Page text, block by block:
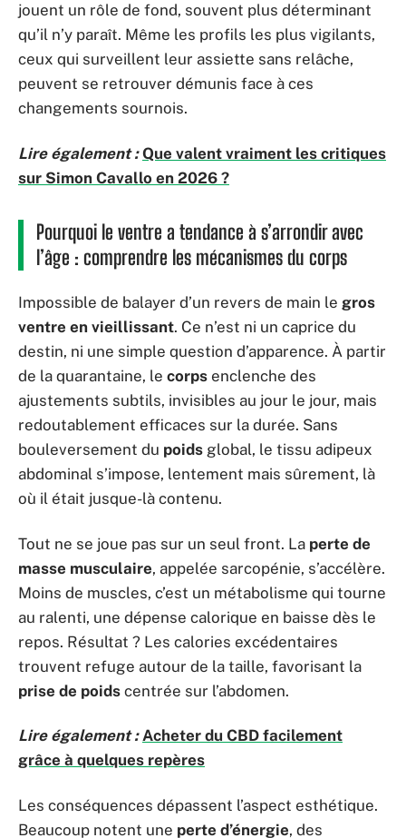
jouent un rôle de fond, souvent plus déterminant
qu’il n’y paraît. Même les profils les plus vigilants,
ceux qui surveillent leur assiette sans relâche,
peuvent se retrouver démunis face à ces
changements sournois.
Lire également : Que valent vraiment les critiques
sur Simon Cavallo en 2026 ?
Pourquoi le ventre a tendance à s’arrondir avec
l’âge : comprendre les mécanismes du corps
Impossible de balayer d’un revers de main le gros
ventre en vieillissant. Ce n’est ni un caprice du
destin, ni une simple question d’apparence. À partir
de la quarantaine, le corps enclenche des
ajustements subtils, invisibles au jour le jour, mais
redoutablement efficaces sur la durée. Sans
bouleversement du poids global, le tissu adipeux
abdominal s’impose, lentement mais sûrement, là
où il était jusque-là contenu.
Tout ne se joue pas sur un seul front. La perte de
masse musculaire, appelée sarcopénie, s’accélère.
Moins de muscles, c’est un métabolisme qui tourne
au ralenti, une dépense calorique en baisse dès le
repos. Résultat ? Les calories excédentaires
trouvent refuge autour de la taille, favorisant la
prise de poids centrée sur l’abdomen.
Lire également : Acheter du CBD facilement
grâce à quelques repères
Les conséquences dépassent l’aspect esthétique.
Beaucoup notent une perte d’énergie, des